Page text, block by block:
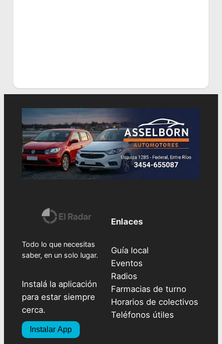
Todo lo que necesitas
saber, en un solo lugar.
Instalá la aplicación
para estar siempre
cerca.
Instalar App
Enlaces
Guía local
Eventos
Radios
Farmacias de turno
Horarios de colectivos
Teléfonos útiles